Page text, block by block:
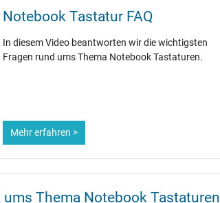
Notebook Tastatur FAQ
In diesem Video beantworten wir die wichtigsten
Fragen rund ums Thema Notebook Tastaturen.
Mehr erfahren >
Thema Notebook Tastaturen